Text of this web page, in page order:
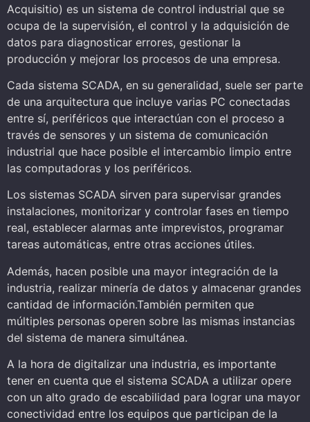
Acquisitio) es un sistema de control industrial que se
ocupa de la supervisión, el control y la adquisición de
datos para diagnosticar errores, gestionar la
producción y mejorar los procesos de una empresa.
Cada sistema SCADA, en su generalidad, suele ser parte
de una arquitectura que incluye varias PC conectadas
entre sí, periféricos que interactúan con el proceso a
través de sensores y un sistema de comunicación
industrial que hace posible el intercambio limpio entre
las computadoras y los periféricos.
Los sistemas SCADA sirven para supervisar grandes
instalaciones, monitorizar y controlar fases en tiempo
real, establecer alarmas ante imprevistos, programar
tareas automáticas, entre otras acciones útiles.
Además, hacen posible una mayor integración de la
industria, realizar minería de datos y almacenar grandes
cantidad de información.También permiten que
múltiples personas operen sobre las mismas instancias
del sistema de manera simultánea.
A la hora de digitalizar una industria, es importante
tener en cuenta que el sistema SCADA a utilizar opere
con un alto grado de escabilidad para lograr una mayor
conectividad entre los equipos que participan de la